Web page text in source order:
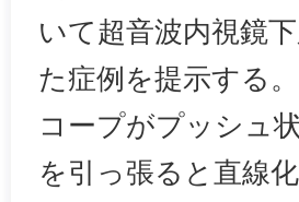
いて超音波内視鏡
た症例を提示する
コープがプッシュ
を引っ張ると直線